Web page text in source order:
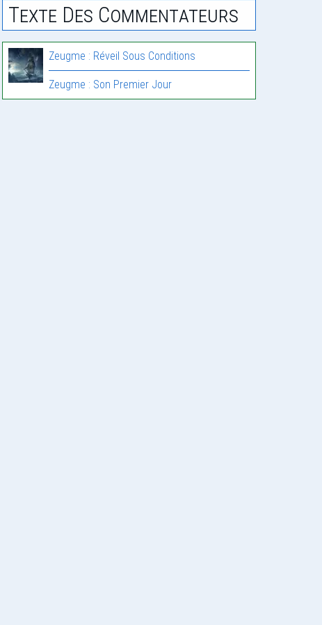
Texte Des Commentateurs
Zeugme : Réveil Sous Conditions
Zeugme : Son Premier Jour